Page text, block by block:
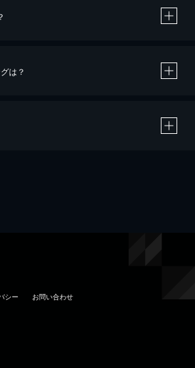
ジットカード決済による作品の購入 / レンタルです。
は？
シー お問い合わせ